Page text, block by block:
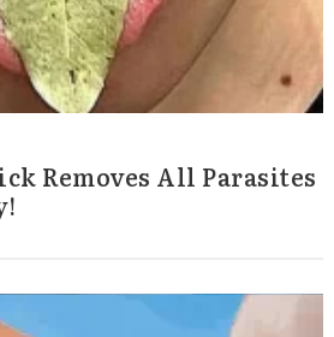
Removes All Parasites